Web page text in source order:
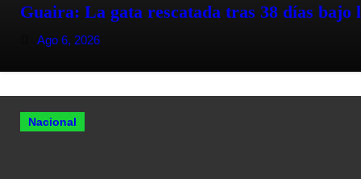
Guaira: La gata rescatada tras 38 días bajo
Ago 6, 2026
Nacional